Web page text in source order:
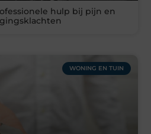
hulp bij pijn en
WONING EN TUIN